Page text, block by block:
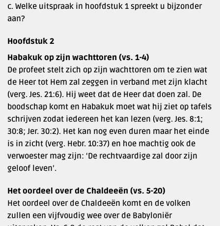
c. Welke uitspraak in hoofdstuk 1 spreekt u bijzonder
aan?
Hoofdstuk 2
Habakuk op zijn wachttoren (vs. 1-4)
De profeet stelt zich op zijn wachttoren om te zien wat
de Heer tot Hem zal zeggen in verband met zijn klacht
(verg. Jes. 21:6). Hij weet dat de Heer dat doen zal. De
boodschap komt en Habakuk moet wat hij ziet op tafels
schrijven zodat iedereen het kan lezen (verg. Jes. 8:1;
30:8; Jer. 30:2). Het kan nog even duren maar het einde
is in zicht (verg. Hebr. 10:37) en hoe machtig ook de
verwoester mag zijn: ‘De rechtvaardige zal door zijn
geloof leven’.
Het oordeel over de Chaldeeën (vs. 5-20)
Het oordeel over de Chaldeeën komt en de volken
zullen een vijfvoudig wee over de Babyloniër